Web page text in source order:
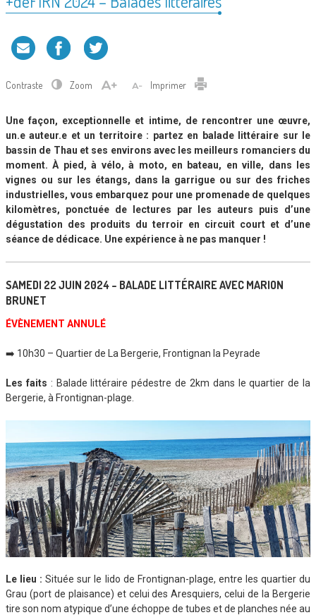
Contraste Zoom Imprimer
Une façon, exceptionnelle et intime, de rencontrer une œuvre,
un.e auteur.e et un territoire : partez en balade littéraire sur le
bassin de Thau et ses environs avec les meilleurs romanciers du
moment. À pied, à vélo, à moto, en bateau, en ville, dans les
vignes ou sur les étangs, dans la garrigue ou sur des friches
industrielles, vous embarquez pour une promenade de quelques
kilomètres, ponctuée de lectures par les auteurs puis d’une
dégustation des produits du terroir en circuit court et d’une
séance de dédicace. Une expérience à ne pas manquer !
SAMEDI 22 JUIN 2024 – BALADE LITTÉRAIRE AVEC MARION
BRUNET
ÉVÈNEMENT ANNULÉ
➡️ 10h30 – Quartier de La Bergerie, Frontignan la Peyrade
Les faits : Balade littéraire pédestre de 2km dans le quartier de la
Bergerie, à Frontignan-plage.
Le lieu : Située sur le lido de Frontignan-plage, entre les quartier du
Grau (port de plaisance) et celui des Aresquiers, celui de la Bergerie
tire son nom atypique d’une échoppe de tubes et de planches née au